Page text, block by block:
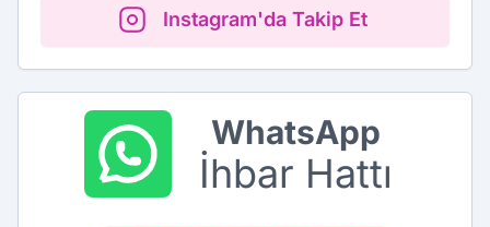
Instagram'da Takip Et
WhatsApp
İhbar Hattı